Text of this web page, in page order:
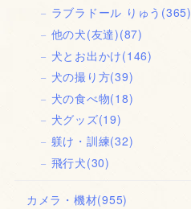
ラブラドール りゅう (365)
他の犬(友達)(87)
犬とお出かけ(146)
犬の撮り方(39)
犬の食べ物(18)
犬グッズ(19)
躾け・訓練(32)
飛行犬(30)
カメラ・機材(955)